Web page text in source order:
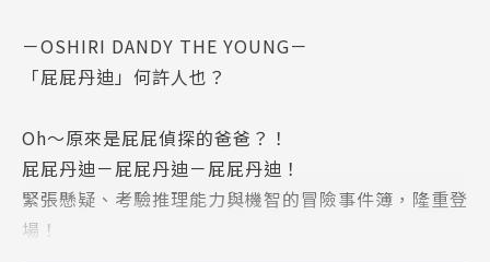
－OSHIRI DANDY THE YOUNG－
「屁屁丹迪」何許人也？
Oh～原來是屁屁偵探的爸爸？！
屁屁丹迪－屁屁丹迪－屁屁丹迪！
緊張懸疑、考驗推理能力與機智的冒險事件簿，隆重登
場！